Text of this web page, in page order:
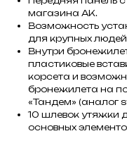
магазина АК.
Возможность
для крупных людей
Внутри
пластиковые
корсета и
бронежилета на
«Тандем» (аналог
10 шлевок утяжки
основных